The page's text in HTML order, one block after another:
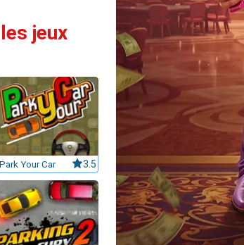
jeux
Park Your Car 3.5